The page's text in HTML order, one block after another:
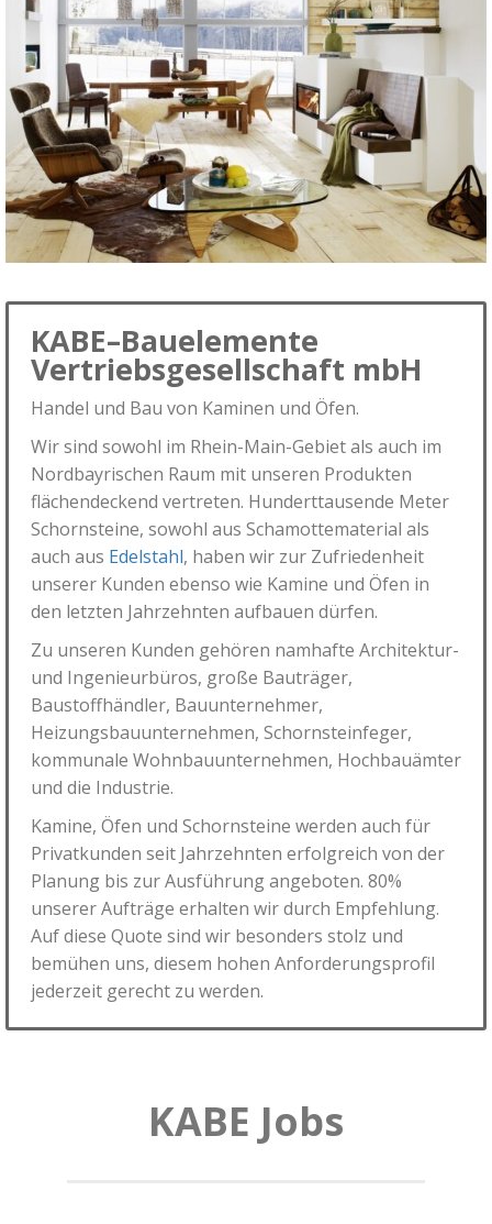
KABE–Bauelemente
Vertriebsgesellschaft mbH
Handel und Bau von Kaminen und Öfen.
Wir sind sowohl im Rhein-Main-Gebiet als auch im
Nordbayrischen Raum mit unseren Produkten
flächendeckend vertreten. Hunderttausende Meter
Schornsteine, sowohl aus Schamottematerial als
auch aus Edelstahl, haben wir zur Zufriedenheit
unserer Kunden ebenso wie Kamine und Öfen in
den letzten Jahrzehnten aufbauen dürfen.
Zu unseren Kunden gehören namhafte Architektur-
und Ingenieurbüros, große Bauträger,
Baustoffhändler, Bauunternehmer,
Heizungsbauunternehmen, Schornsteinfeger,
kommunale Wohnbauunternehmen, Hochbauämter
und die Industrie.
Kamine, Öfen und Schornsteine werden auch für
Privatkunden seit Jahrzehnten erfolgreich von der
Planung bis zur Ausführung angeboten. 80%
unserer Aufträge erhalten wir durch Empfehlung.
Auf diese Quote sind wir besonders stolz und
bemühen uns, diesem hohen Anforderungsprofil
jederzeit gerecht zu werden.
KABE Jobs